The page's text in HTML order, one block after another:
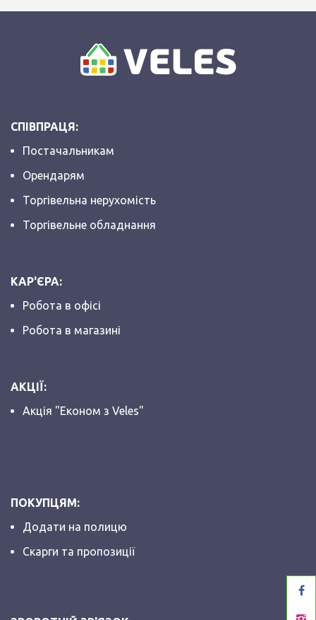
СПІВПРАЦЯ:
Постачальникам
Орендарям
Торгівельна нерухомість
Торгівельне обладнання
КАР'ЄРА:
Робота в офісі
Робота в магазині
АКЦІЇ:
Акція "Економ з Veles"
ПОКУПЦЯМ:
Додати на полицю
Скарги та пропозиції